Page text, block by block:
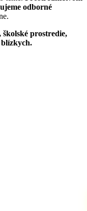
odborné
prostredie,